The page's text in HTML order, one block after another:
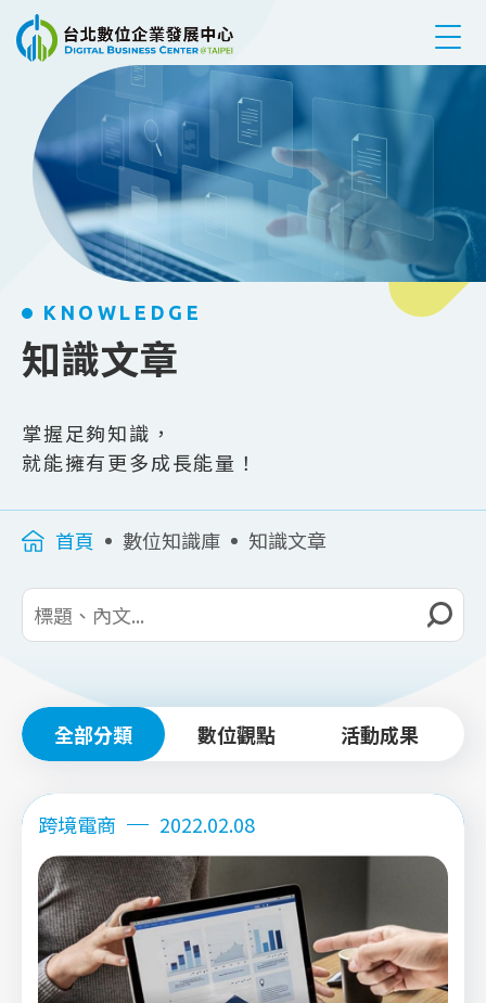
跳到主要內容
KNOWLEDGE
知識文章
掌握足夠知識，
就能擁有更多成長能量！
首頁 數位知識庫 知識文章
全部分類 數位觀點 活動成果
跨境電商 2022.02.08